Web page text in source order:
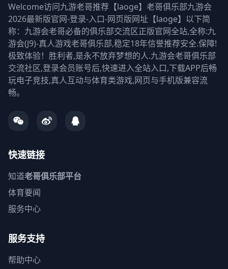
Welcome访问九游老哥推荐【laoge】老哥俱乐部九游会
2026最新版官网-登录-入口-网页版网址【laoge】以下简
称：九游会老哥必备的俱乐部交流区正版官网全站,全称:九
游会(J9)-真人游戏老哥俱乐部,稳定18年信誉推荐安全.保障!
极致体验！胜利者,是永不放弃梦想的人.九游会老哥俱乐部
交流社区,登录会员账号后,快速进入全站入口,下载APP后畅
玩电子竞技,真人互动与体育类游戏,网页与手机版兼容流
畅。
快速链接
知道老哥俱乐部平台
体育要闻
服务中心
服务支持
帮助中心